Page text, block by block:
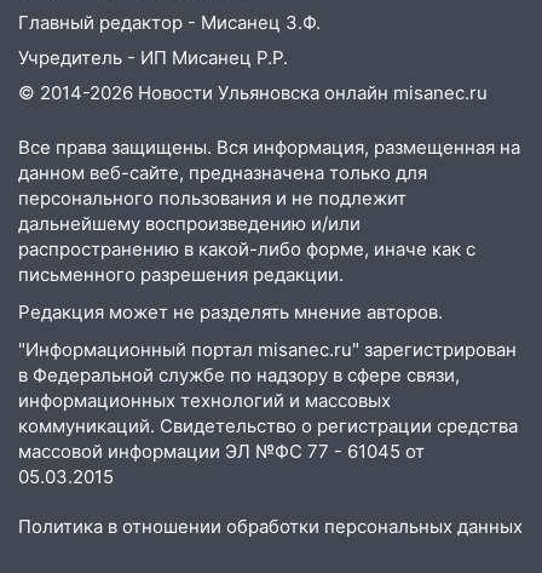
Главный редактор - Мисанец З.Ф.
Учредитель - ИП Мисанец Р.Р.
© 2014-2026 Новости Ульяновска онлайн misanec.ru
Все права защищены. Вся информация, размещенная на
данном веб-сайте, предназначена только для
персонального пользования и не подлежит
дальнейшему воспроизведению и/или
распространению в какой-либо форме, иначе как с
письменного разрешения редакции.
Редакция может не разделять мнение авторов.
"Информационный портал misanec.ru" зарегистрирован
в Федеральной службе по надзору в сфере связи,
информационных технологий и массовых
коммуникаций. Свидетельство о регистрации средства
массовой информации ЭЛ №ФС 77 - 61045 от
05.03.2015
Политика в отношении обработки персональных данных